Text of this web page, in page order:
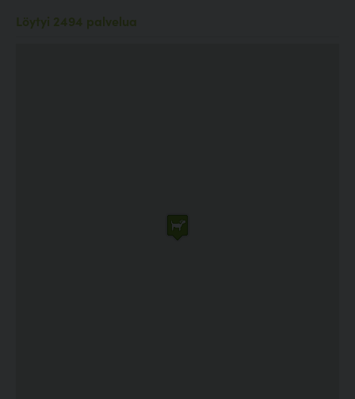
Löytyi 2494 palvelua